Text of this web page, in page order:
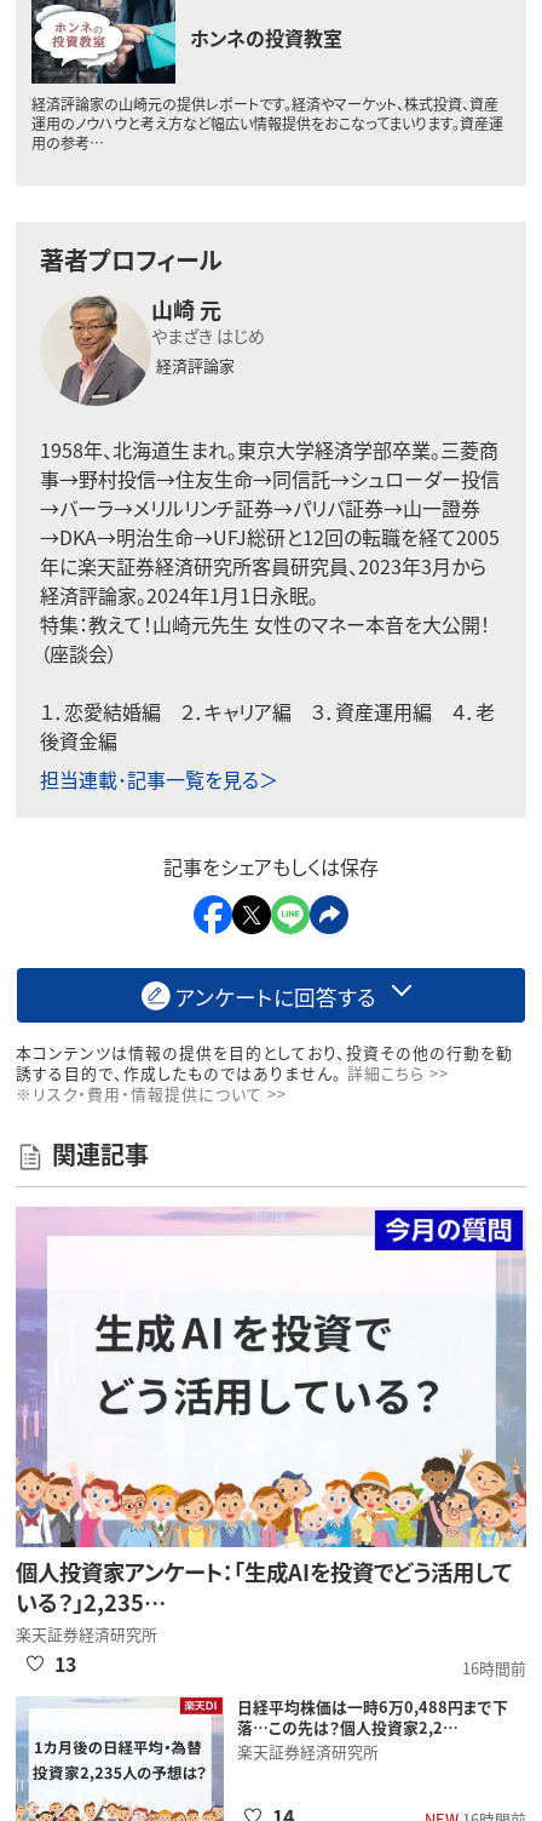
ホンネの投資教室
経済評論家の山崎元の提供レポートです。経済やマーケット、株式投資、資産
運用のノウハウと考え方など幅広い情報提供をおこなってまいります。資産運
用の参考…
著者プロフィール
山崎 元
やまざき はじめ
経済評論家
1958年、北海道生まれ。東京大学経済学部卒業。三菱商
事→野村投信→住友生命→同信託→シュローダー投信
→バーラ→メリルリンチ証券→パリバ証券→山一證券
→DKA→明治生命→UFJ総研と12回の転職を経て2005
年に楽天証券経済研究所客員研究員、2023年3月から
経済評論家。2024年1月1日永眠。
特集：教えて！山崎元先生 女性のマネー本音を大公開！
（座談会）
１． 恋愛結婚編 ２．キャリア編 ３． 資産運用編 ４．老
後資金編
担当連載･記事一覧を見る＞
記事をシェアもしくは保存
アンケートに回答する
本コンテンツは情報の提供を目的としており、投資その他の行動を勧
誘する目的で、作成したものではありません。 詳細こちら >>
※リスク・費用・情報提供について >>
関連記事
個人投資家アンケート：「生成AIを投資でどう活用して
いる？」2,235…
楽天証券経済研究所
16時間前
13
日経平均株価は一時6万0,488円まで下
落…この先は？個人投資家2,2…
楽天証券経済研究所